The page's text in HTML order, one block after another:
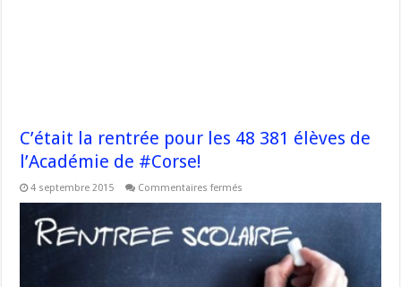
C’était la rentrée pour les 48 381 élèves de
l’Académie de #Corse!
4 septembre 2015 Commentaires fermés
rentrée
pour
les
48
381
élèves